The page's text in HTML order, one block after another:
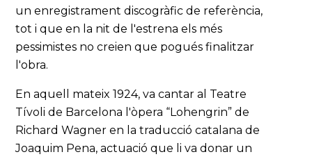
un enregistrament discogràfic de referència,
tot i que en la nit de l'estrena els més
pessimistes no creien que pogués finalitzar
l'obra.
En aquell mateix 1924, va cantar al Teatre
Tívoli de Barcelona l'òpera “Lohengrin” de
Richard Wagner en la traducció catalana de
Joaquim Pena, actuació que li va donar un